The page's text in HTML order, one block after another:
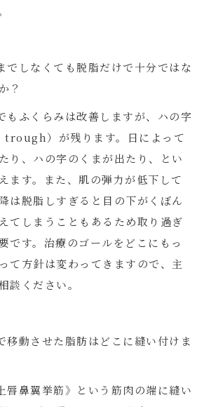
でしなくても脱脂だけで十分ではな
？
もふくらみは改善しますが、ハの字
）が残ります。日によって
り、ハの字のくまが出たり、とい
ます。また、肌の弾力が低下して
は脱脂しすぎると目の下がくぼん
てしまうこともあるため取り過ぎ
です。治療のゴールをどこにもっ
て方針は変わってきますので、主
談ください。
移動させた脂肪はどこに縫い付けま
唇鼻翼挙筋》という筋肉の端に縫い